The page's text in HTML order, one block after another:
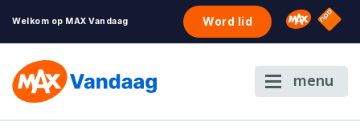
Welkom op MAX Vandaag Word lid Omroep
NPO
menu